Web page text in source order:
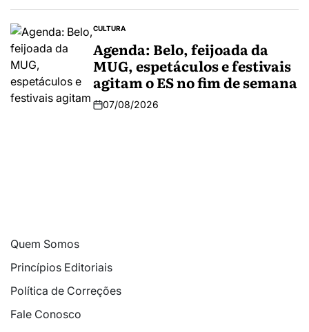
CULTURA
Agenda: Belo, feijoada da
MUG, espetáculos e festivais
agitam o ES no fim de semana
07/08/2026
Quem Somos
Princípios Editoriais
Política de Correções
Fale Conosco